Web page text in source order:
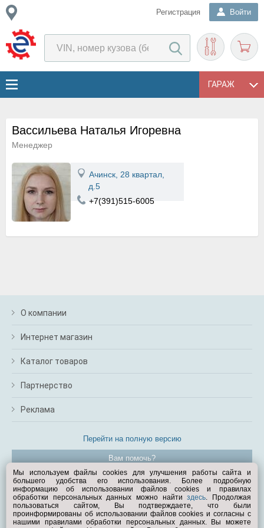
Регистрация Войти
ГАРАЖ
Вассильева Наталья Игоревна
Менеджер
Ачинск, 28 квартал,
д.5
+7(391)515-6005
О компании
Интернет магазин
Каталог товаров
Партнерство
Реклама
Перейти на полную версию
Вам помочь?
© Exist.ru 1998—2026
Мы используем файлы cookies для улучшения работы сайта и
большего удобства его использования. Более подробную
информацию об использовании файлов cookies и правилах
обработки персональных данных можно найтиздесь. Продолжая
пользоваться сайтом, Вы подтверждаете, что были
проинформированы об использовании файлов cookies и согласны с
нашими правилами обработки персональных данных. Вы можете